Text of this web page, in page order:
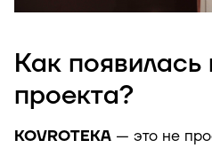
Как появилась
проекта?
KOVROTEKA — это не